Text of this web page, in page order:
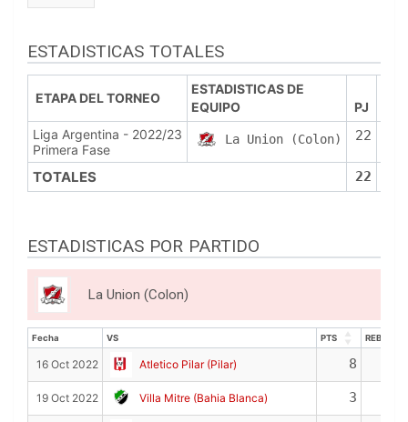
ESTADISTICAS TOTALES
ETAPA DEL TORNEO
ESTADISTICAS DE
EQUIPO
PJ
Liga Argentina - 2022/23
Primera Fase
La Union (Colon) 22
TOTALES 22
ESTADISTICAS POR PARTIDO
La Union (Colon)
Fecha VS PTS
REB
VS
16 Oct 2022 Atletico Pilar (Pilar) 8
19 Oct 2022 Villa Mitre (Bahia Blanca) 3